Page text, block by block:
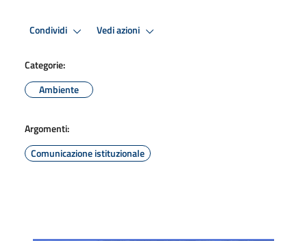
Condividi Vedi azioni
Categorie:
Ambiente
Argomenti:
Comunicazione istituzionale